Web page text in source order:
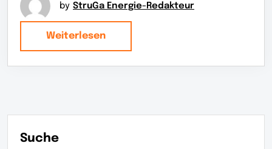
by StruGa Energie-Redakteur
Weiterlesen
Suche